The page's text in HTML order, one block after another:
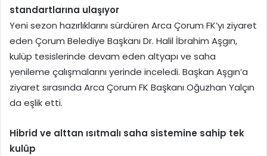
standartlarına ulaşıyor
Yeni sezon hazırlıklarını sürdüren Arca Çorum FK’yı ziyaret
eden Çorum Belediye Başkanı Dr. Halil İbrahim Aşgın,
kulüp tesislerinde devam eden altyapı ve saha
yenileme çalışmalarını yerinde inceledi. Başkan Aşgın’a
ziyaret sırasında Arca Çorum FK Başkanı Oğuzhan Yalçın
da eşlik etti.
Hibrid ve alttan ısıtmalı saha sistemine sahip tek
kulüp